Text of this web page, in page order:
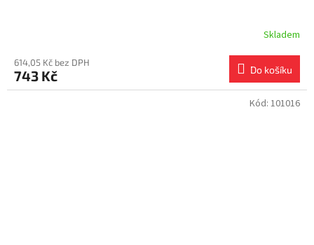
Skladem
614,05 Kč bez DPH
743 Kč Do košíku
Kód: 101016